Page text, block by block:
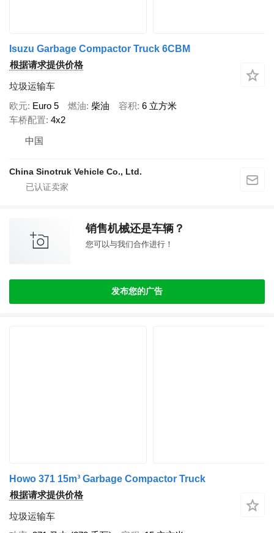
Isuzu Garbage Compactor Truck 6CBM
根据请求提供价格
垃圾运输车
欧元 Euro 5 燃油 柴油 容积 6 立方米
车桥配置 4x2
中国
China Sinotruk Vehicle Co., Ltd.
销售机械还是车辆？
您可以与我们合作进行！
发布您的广告
Howo 371 15m³ Garbage Compactor Truck
根据请求提供价格
垃圾运输车